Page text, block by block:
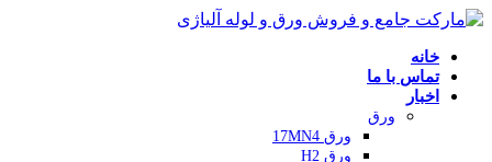
خانه
تماس با ما
اخبار
ورق
ورق 17MN4
ورق H2